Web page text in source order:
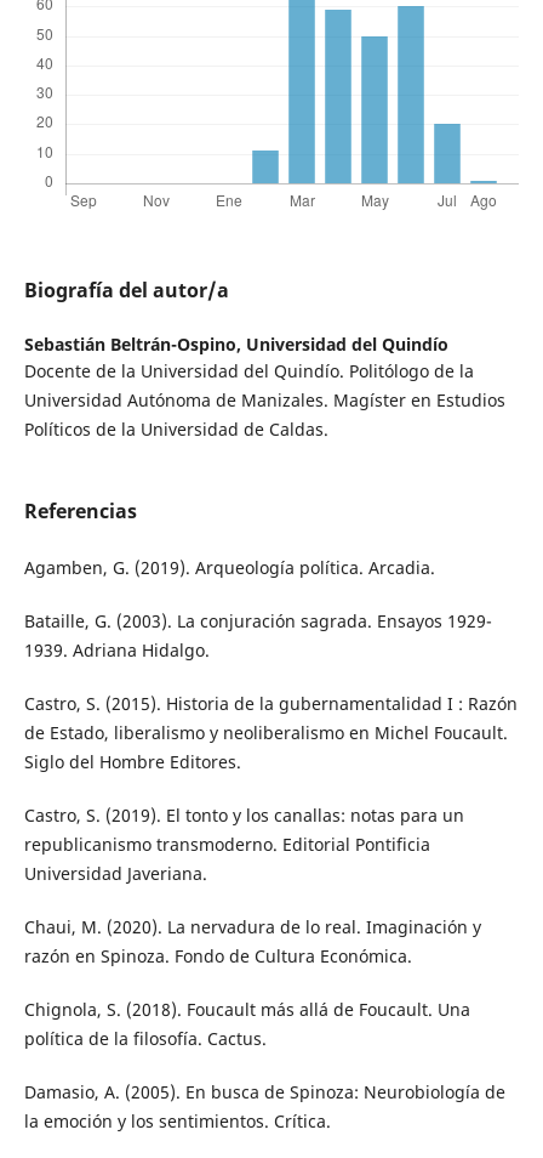
Biografía del autor/a
Sebastián Beltrán-Ospino, Universidad del Quindío
Docente de la Universidad del Quindío. Politólogo de la
Universidad Autónoma de Manizales. Magíster en Estudios
Políticos de la Universidad de Caldas.
Referencias
Agamben, G. (2019). Arqueología política. Arcadia.
Bataille, G. (2003). La conjuración sagrada. Ensayos 1929-
1939. Adriana Hidalgo.
Castro, S. (2015). Historia de la gubernamentalidad I : Razón
de Estado, liberalismo y neoliberalismo en Michel Foucault.
Siglo del Hombre Editores.
Castro, S. (2019). El tonto y los canallas: notas para un
republicanismo transmoderno. Editorial Pontificia
Universidad Javeriana.
Chaui, M. (2020). La nervadura de lo real. Imaginación y
razón en Spinoza. Fondo de Cultura Económica.
Chignola, S. (2018). Foucault más allá de Foucault. Una
política de la filosofía. Cactus.
Damasio, A. (2005). En busca de Spinoza: Neurobiología de
la emoción y los sentimientos. Crítica.